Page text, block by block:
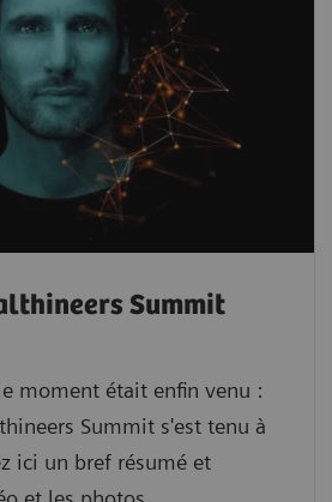
Summit
moment était enfin venu :
Summit s'est tenu à
ici un bref résumé et